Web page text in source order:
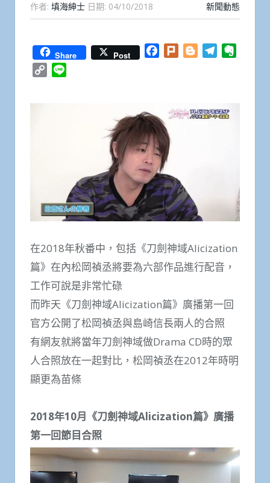
作者: 填海紳士 日期: 04/10/2018 新聞動態
Share Post Facebook
Plurk BloggerTelegram
Copy
在2018年秋番中，包括《刀劍神域Alicization
篇》在內松岡禎丞將要為六部作品進行配音，
工作可說是非常忙碌
而昨天《刀劍神域Alicization篇》廣播第一回
官方公開了松岡禎丞與島崎信長兩人的合照
有網友就將當年刀劍神域做Drama CD時的眾
人合照放在一起對比，松岡禎丞在2012年時明
顯更為苗條
2018年10月《刀劍神域Alicization篇》廣播
第一回節目合照